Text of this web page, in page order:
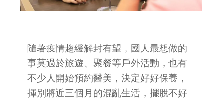
隨著疫情趨緩解封有望，國人最想做的
事莫過於旅遊、聚餐等戶外活動，也有
不少人開始預約醫美，決定好好保養，
揮別將近三個月的混亂生活，擺脫不好